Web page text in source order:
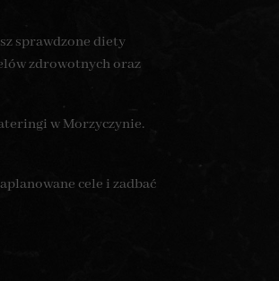
sprawdzone diety
zdrowotnych oraz
w Morzyczynie.
cele i zadbać